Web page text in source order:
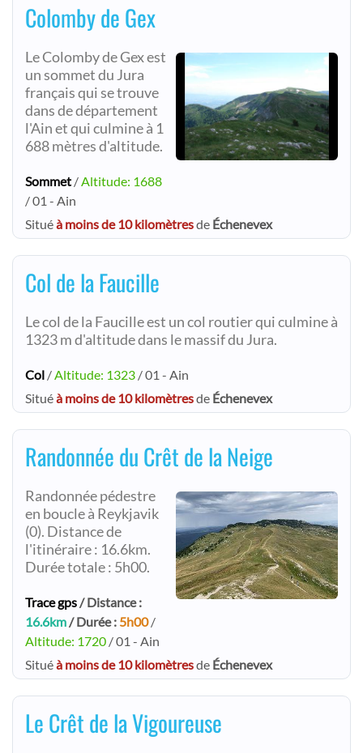
Colomby de Gex
Le Colomby de Gex est
un sommet du Jura
français qui se trouve
dans de département
l'Ain et qui culmine à 1
688 mètres d'altitude.
Sommet /Altitude: 1688
/ 01 - Ain
Situéà moins de 10 kilomètresde Échenevex
Col de la Faucille
Le col de la Faucille est un col routier qui culmine à
1323 m d'altitude dans le massif du Jura.
Col /Altitude: 1323 / 01 - Ain
Situéà moins de 10 kilomètresde Échenevex
Randonnée du Crêt de la Neige
Randonnée pédestre
en boucle à Reykjavik
(0). Distance de
l'itinéraire : 16.6km.
Durée totale : 5h00.
Trace gps/ Distance :
16.6km/ Durée : 5h00/
Altitude: 1720 / 01 - Ain
Situéà moins de 10 kilomètresde Échenevex
Le Crêt de la Vigoureuse